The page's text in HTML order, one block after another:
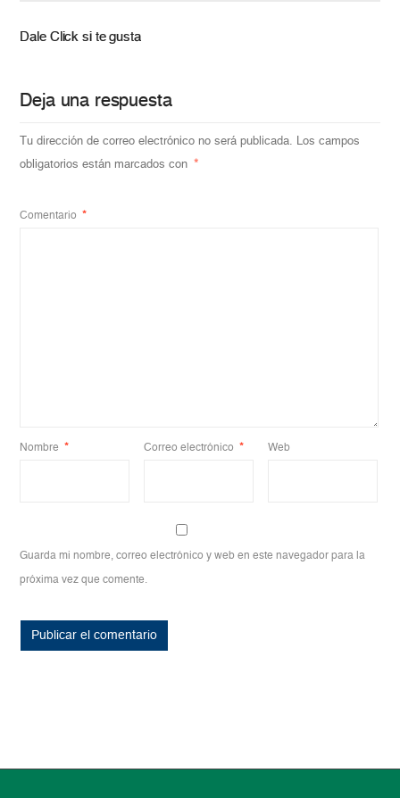
Dale Click si te gusta
Deja una respuesta
Tu dirección de correo electrónico no será publicada. Los campos
obligatorios están marcados con *
Comentario *
Nombre * Correo electrónico * Web
Guarda mi nombre, correo electrónico y web en este navegador para la
próxima vez que comente.